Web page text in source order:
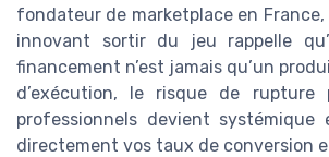
fondateur de marketplace en
innovant sortir du jeu rappelle
financement n’est jamais qu’un
d’exécution, le risque de rupture
professionnels devient
directement vos taux de conversion